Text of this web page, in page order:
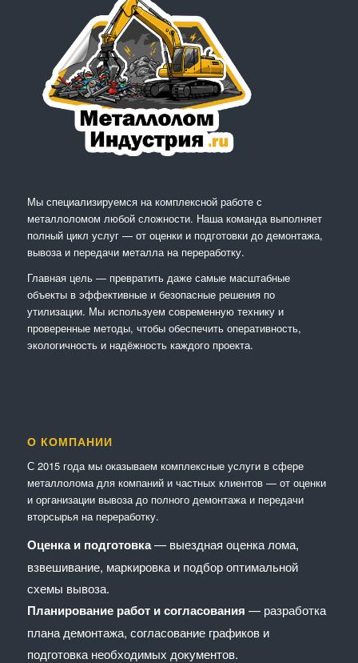
Мы специализируемся на комплексной работе с
металлоломом любой сложности. Наша команда выполняет
полный цикл услуг — от оценки и подготовки до демонтажа,
вывоза и передачи металла на переработку.
Главная цель — превратить даже самые масштабные
объекты в эффективные и безопасные решения по
утилизации. Мы используем современную технику и
проверенные методы, чтобы обеспечить оперативность,
экологичность и надёжность каждого проекта.
О КОМПАНИИ
С 2015 года мы оказываем комплексные услуги в сфере
металлолома для компаний и частных клиентов — от оценки
и организации вывоза до полного демонтажа и передачи
вторсырья на переработку.
Оценка и подготовка— выездная оценка лома,
взвешивание, маркировка и подбор оптимальной
схемы вывоза.
Планирование работ и согласования — разработка
плана демонтажа, согласование графиков и
подготовка необходимых документов.